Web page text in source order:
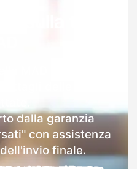
dalla garanzia
con assistenza
finale.